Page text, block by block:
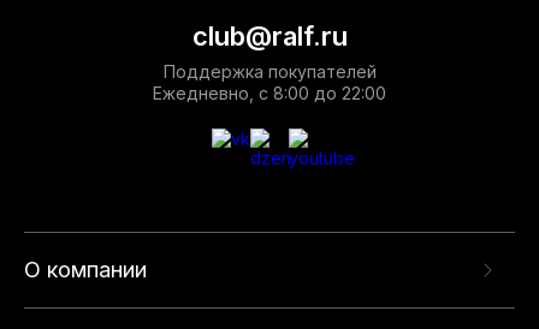
О компании
club@ralf.ru
Поддержка покупателей
Ежедневно, с 8:00 до 22:00